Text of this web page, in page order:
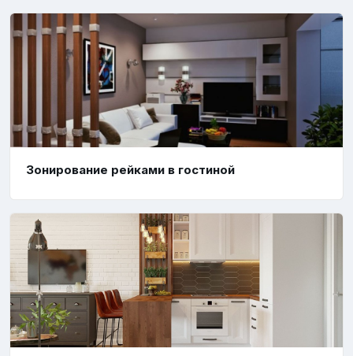
Зонирование рейками в гостиной